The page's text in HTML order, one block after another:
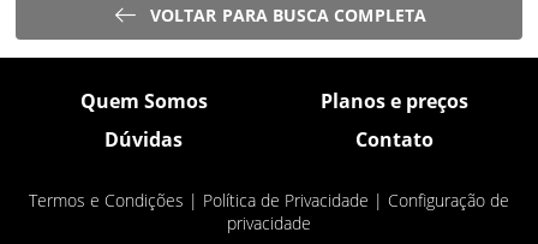
VOLTAR PARA BUSCA COMPLETA
Quem Somos
Planos e preços
Dúvidas
Contato
Termos e Condições | Política de Privacidade | Configuração de
privacidade